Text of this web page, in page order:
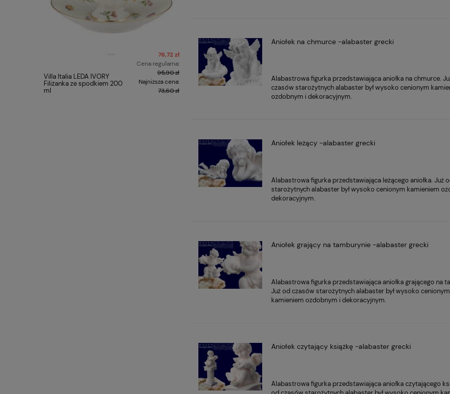
Villa Italia LEDA IVORY
Filiżanka ze spodkiem 200
ml
76,72 zł
Cena regularna:
95,90 zł
Najniższa cena:
73,60 zł
Zestaw 2 filiżanek espresso
- Gustav Adela
Najniższa cena:
123,34 zł
CARMANI Kubek 350 ml -
Gustav Klimt. Judith I
Aniołek na chmurce -alabaster grecki
Alabastrowa figurka przedstawiająca aniołka na chmurce.
czasów starożytnych alabaster był wysoko cenionym
ozdobnym i dekoracyjnym.
Aniołek leżący -alabaster grecki
Alabastrowa figurka przedstawiająca leżącego aniołka. Już
starożytnych alabaster był wysoko cenionym kamieniem
dekoracyjnym.
Aniołek grający na tamburynie -alabaster grecki
Alabastrowa figurka przedstawiająca aniołka grającego na
Już od czasów starożytnych alabaster był wysoko cenionym
kamieniem ozdobnym i dekoracyjnym.
Aniołek czytający książkę -alabaster grecki
Alabastrowa figurka przedstawiająca aniołka czytającego